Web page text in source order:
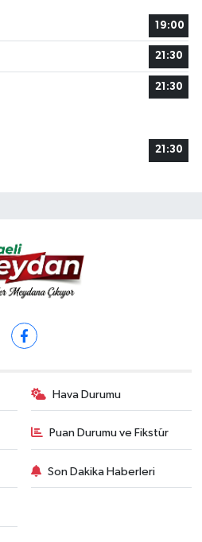
19:00
21:30
21:30
21:30
Hava Durumu
Puan Durumu ve Fikstür
Son Dakika Haberleri